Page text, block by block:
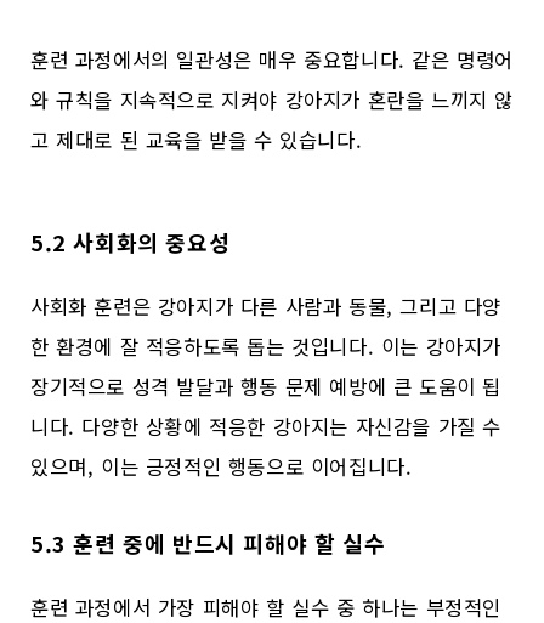
훈련 과정에서의 일관성은 매우 중요합니다. 같은 명령어
와 규칙을 지속적으로 지켜야 강아지가 혼란을 느끼지 않
고 제대로 된 교육을 받을 수 있습니다.
5.2 사회화의 중요성
사회화 훈련은 강아지가 다른 사람과 동물, 그리고 다양
한 환경에 잘 적응하도록 돕는 것입니다. 이는 강아지가
장기적으로 성격 발달과 행동 문제 예방에 큰 도움이 됩
니다. 다양한 상황에 적응한 강아지는 자신감을 가질 수
있으며, 이는 긍정적인 행동으로 이어집니다.
5.3 훈련 중에 반드시 피해야 할 실수
훈련 과정에서 가장 피해야 할 실수 중 하나는 부정적인